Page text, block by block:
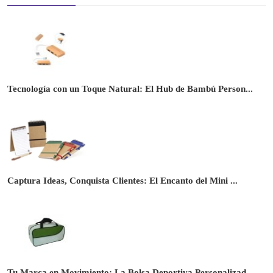
Tecnología con un Toque Natural: El Hub de Bambú Person...
Captura Ideas, Conquista Clientes: El Encanto del Mini ...